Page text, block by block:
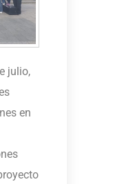
julio,
en